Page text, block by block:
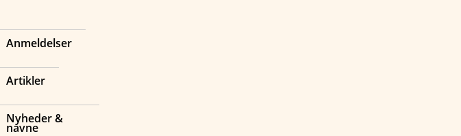
Anmeldelser
Artikler
Nyheder &
navne